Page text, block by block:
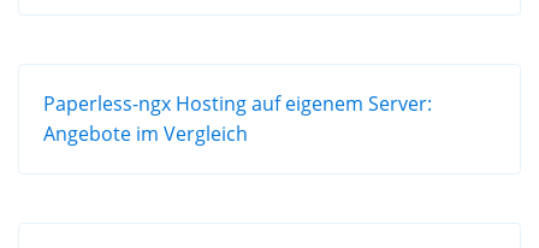
Paperless-ngx Hosting auf eigenem Server:
Angebote im Vergleich